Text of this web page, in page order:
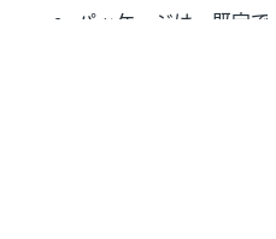
パッケージは、既定で